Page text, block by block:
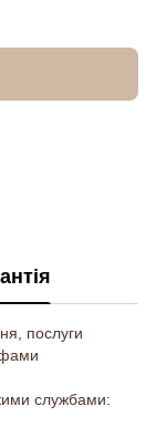
послуги
службами: